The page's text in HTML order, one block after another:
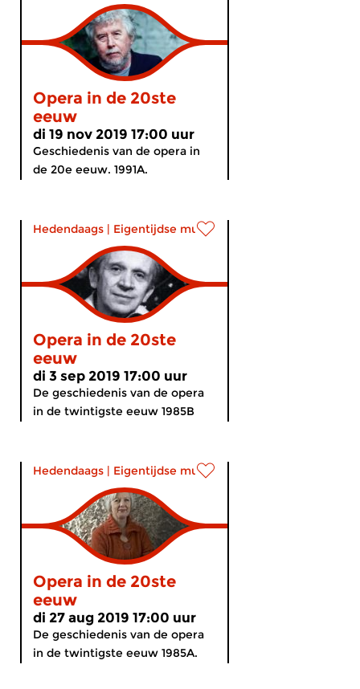
Opera in de 20ste
eeuw
di 19 nov 2019 17:00 uur
Geschiedenis van de opera in
de 20e eeuw. 1991A.
Hedendaags | Eigentijdse muziek
Opera in de 20ste
eeuw
di 3 sep 2019 17:00 uur
De geschiedenis van de opera
in de twintigste eeuw 1985B
Hedendaags | Eigentijdse muziek
Opera in de 20ste
eeuw
di 27 aug 2019 17:00 uur
De geschiedenis van de opera
in de twintigste eeuw 1985A.